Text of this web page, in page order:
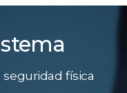
física